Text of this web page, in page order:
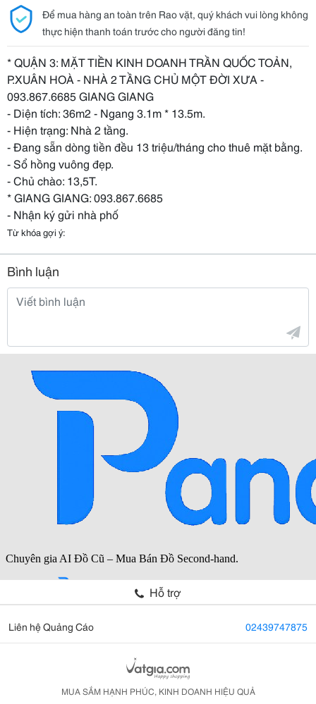
Để mua hàng an toàn trên Rao vặt, quý khách vui lòng không
thực hiện thanh toán trước cho người đăng tin!
* QUẬN 3: MẶT TIỀN KINH DOANH TRẦN QUỐC TOẢN,
P.XUÂN HOÀ - NHÀ 2 TẦNG CHỦ MỘT ĐỜI XƯA -
093.867.6685 GIANG GIANG
- Diện tích: 36m2 - Ngang 3.1m * 13.5m.
- Hiện trạng: Nhà 2 tầng.
- Đang sẵn dòng tiền đều 13 triệu/tháng cho thuê mặt bằng.
- Sổ hồng vuông đẹp.
- Chủ chào: 13,5T.
* GIANG GIANG: 093.867.6685
- Nhận ký gửi nhà phố
Từ khóa gợi ý:
Bình luận
Hỗ trợ
Liên hệ Quảng Cáo 02439747875
MUA SẮM HẠNH PHÚC, KINH DOANH HIỆU QUẢ